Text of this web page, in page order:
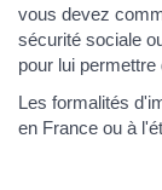
vous devez
sécurité sociale
pour lui
Les formalités
en France ou à